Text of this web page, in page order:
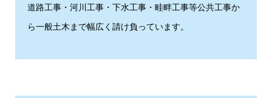
道路工事・河川工事・下水工事・畦畔工事等公共工事か
ら一般土木まで幅広く請け負っています。